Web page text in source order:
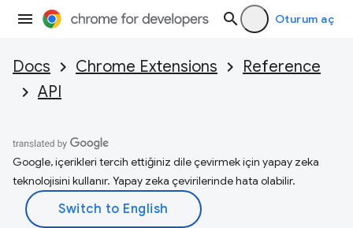
Oturum aç
Docs Chrome Extensions
Reference
API
Google, içerikleri tercih ettiğiniz dile çevirmek için yapay zeka
teknolojisini kullanır. Yapay zeka çevirilerinde hata olabilir.